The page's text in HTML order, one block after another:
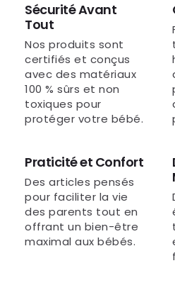
Sécurité Avant
Tout
Nos produits sont
certifiés et conçus
avec des matériaux
100 % sûrs et non
toxiques pour
protéger votre bébé.
Praticité et Confort
Des articles pensés
pour faciliter la vie
des parents tout en
offrant un bien-être
maximal aux bébés.